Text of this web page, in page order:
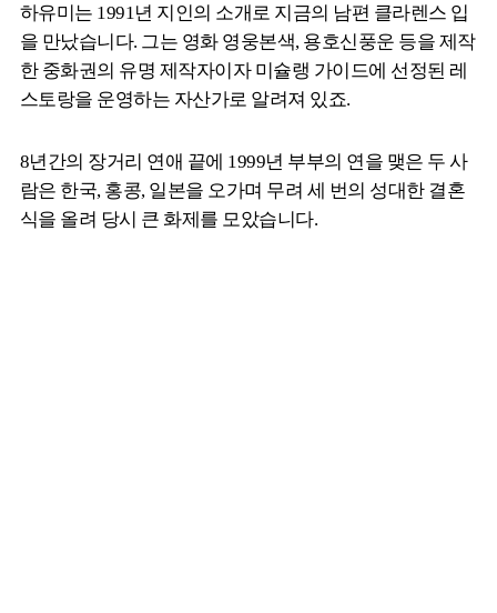
하유미는 1991년 지인의 소개로 지금의 남편 클라렌스 입
을 만났습니다. 그는 영화 영웅본색, 용호신풍운 등을 제작
한 중화권의 유명 제작자이자 미슐랭 가이드에 선정된 레
스토랑을 운영하는 자산가로 알려져 있죠.
8년간의 장거리 연애 끝에 1999년 부부의 연을 맺은 두 사
람은 한국, 홍콩, 일본을 오가며 무려 세 번의 성대한 결혼
식을 올려 당시 큰 화제를 모았습니다.